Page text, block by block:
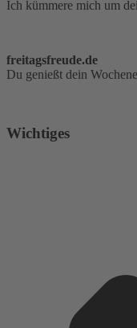
Ich kümmere mich um
freitagsfreude.de
Du genießt dein
Wichtiges